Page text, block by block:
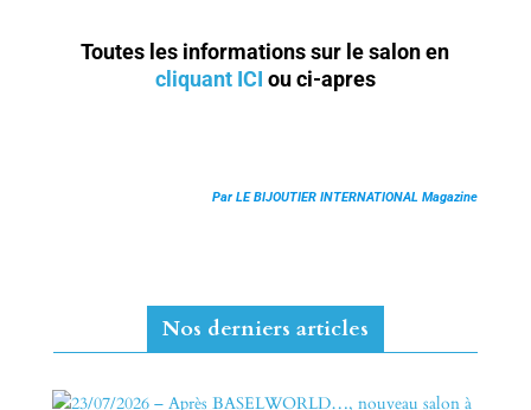
Toutes les informations sur le salon en
cliquant ICI ou ci-apres
Par LE BIJOUTIER INTERNATIONAL Magazine
Nos derniers articles